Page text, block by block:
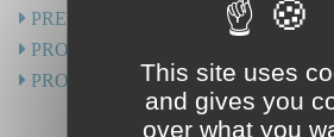
PREVOT-BITOT Nathalie
PROHET Gaëtan
PROUVOT CarolineThis site uses
and gives you
over what you